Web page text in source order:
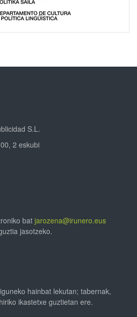
S.L.
2 eskubi
bat jarozena@irunero.eus
jasotzeko.
hainbat lekutan; tabernak,
ikastetxe guztietan ere.